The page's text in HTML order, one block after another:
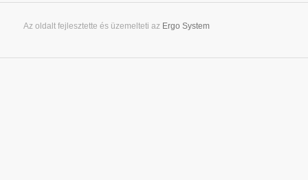
Az oldalt fejlesztette és üzemelteti az Ergo System